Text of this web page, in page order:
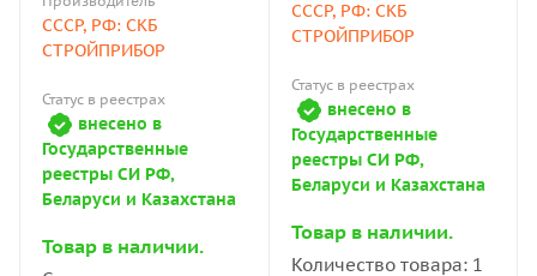
СССР, РФ: СКБ
СТРОЙПРИБОР
Статус в реестрах
внесено в
Государственные
реестры СИ РФ,
Беларуси и Казахстана
Товар в наличии.
СССР, РФ: СКБ
СТРОЙПРИБОР
Статус в реестрах
внесено в
Государственные
реестры СИ РФ,
Беларуси и Казахстана
Товар в наличии.
Количество товара: 1